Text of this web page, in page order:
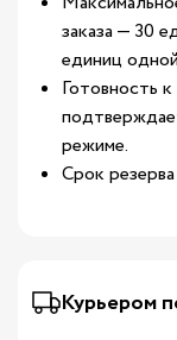
заказа — 30
единиц
Готовность
режиме.
Срок
Курьером